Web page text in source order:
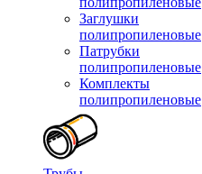
Заглушки
полипропиленовые
Патрубки
полипропиленовые
Комплекты
полипропиленовые